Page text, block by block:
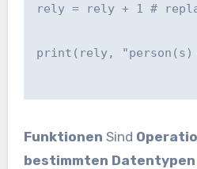
rely = rely + 1 #
print(rely, "person(s)
Funktionen Sind
bestimmten